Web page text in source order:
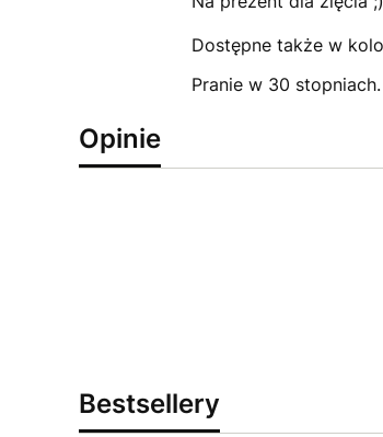
Dostępne także w
Pranie w 30 stopniach.
Opinie
Bestsellery